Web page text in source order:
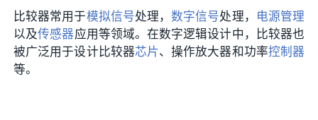
比较器常用于模拟信号处理，数字信号处理，
电源管理
以及传感器应用等领域。在数字逻辑设计中，比较器也
被广泛用于设计比较器芯片、操作放大器和功率控制器
等。